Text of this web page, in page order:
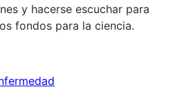
y hacerse escuchar para
fondos para la ciencia.